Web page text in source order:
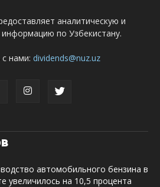
аналитическую и
информацию по Узбекистану.
нами: dividends@nuz.uz
автомобильного бензина в
увеличилось на 10,5 процента